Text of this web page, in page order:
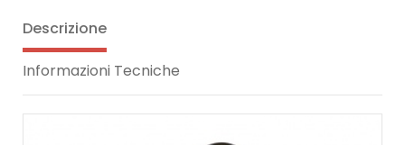
Descrizione
Informazioni Tecniche